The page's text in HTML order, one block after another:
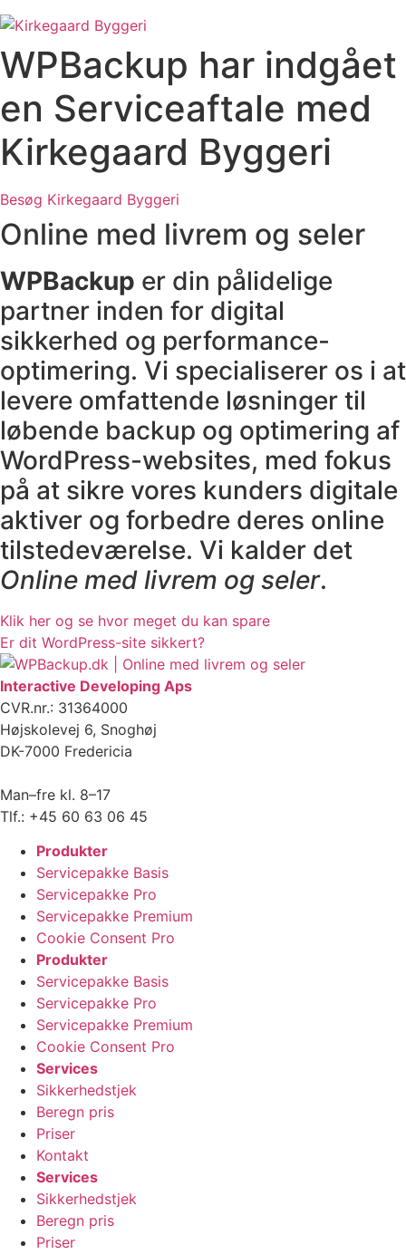
WPBackup har indgået
en Serviceaftale med
Kirkegaard Byggeri
Besøg Kirkegaard Byggeri
Online med livrem og seler
WPBackup er din pålidelige
partner inden for digital
sikkerhed og performance-
optimering. Vi specialiserer os i at
levere omfattende løsninger til
løbende backup og optimering af
WordPress-websites, med fokus
på at sikre vores kunders digitale
aktiver og forbedre deres online
tilstedeværelse. Vi kalder det
Online med livrem og seler.
Klik her og se hvor meget du kan spare
Er dit WordPress-site sikkert?
Interactive Developing Aps
CVR.nr.: 31364000
Højskolevej 6, Snoghøj
DK-7000 Fredericia
Man–fre kl. 8–17
Tlf.: +45 60 63 06 45
Produkter
Servicepakke Basis
Servicepakke Pro
Servicepakke Premium
Cookie Consent Pro
Produkter
Servicepakke Basis
Servicepakke Pro
Servicepakke Premium
Cookie Consent Pro
Services
Sikkerhedstjek
Beregn pris
Priser
Kontakt
Services
Sikkerhedstjek
Beregn pris
Priser